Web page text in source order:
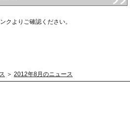
クよりご確認ください。
＞ 2012年8月のニュース